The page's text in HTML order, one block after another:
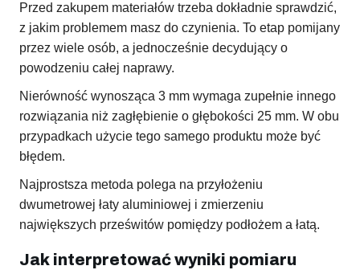
Przed zakupem materiałów trzeba dokładnie sprawdzić,
z jakim problemem masz do czynienia. To etap pomijany
przez wiele osób, a jednocześnie decydujący o
powodzeniu całej naprawy.
Nierówność wynosząca 3 mm wymaga zupełnie innego
rozwiązania niż zagłębienie o głębokości 25 mm. W obu
przypadkach użycie tego samego produktu może być
błędem.
Najprostsza metoda polega na przyłożeniu
dwumetrowej łaty aluminiowej i zmierzeniu
największych prześwitów pomiędzy podłożem a łatą.
Jak interpretować wyniki pomiaru